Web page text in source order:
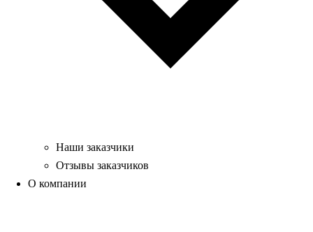
Наши заказчики
Отзывы заказчиков
О компании